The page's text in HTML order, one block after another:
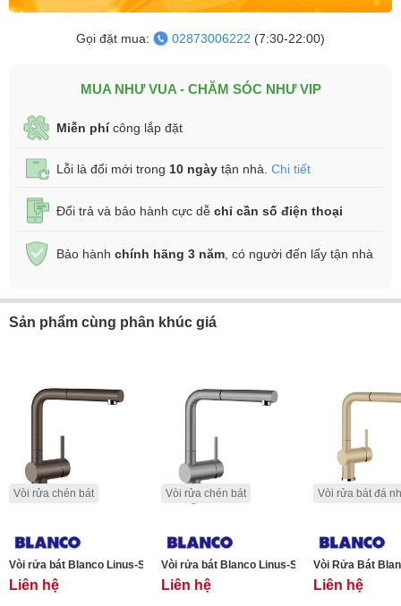
Gọi đặt mua: 02873006222 (7:30-22:00)
MUA NHƯ VUA - CHĂM SÓC NHƯ VIP
Miễn phícông lắp đặt
Lỗi là đổi mới trong 10 ngày tận nhà. Chi tiết
Đổi trả và bảo hành cực dễ chỉ cần số điện thoại
Bảo hành chính hãng 3 năm , có người đến lấy tận nhà
Sản phẩm cùng phân khúc giá
Vòi rửa chén bát
Vòi rửa bát Blanco Linus-S Coffee
Liên hệ
Vòi rửa chén bát
Vòi rửa bát Blanco Linus-S Alu Metallic
Liên hệ
Vòi rửa bát đá
Vòi Rửa Bát
Liên hệ